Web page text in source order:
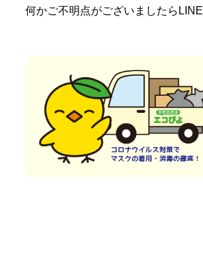
何かご不明点がございましたら